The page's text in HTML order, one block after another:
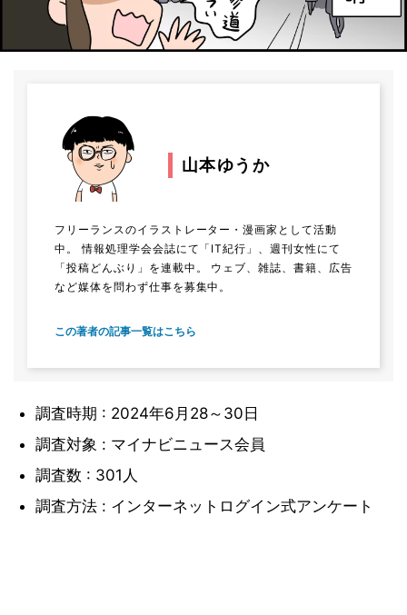
山本ゆうか
フリーランスのイラストレーター・漫画家として活動
中。 情報処理学会会誌にて「IT紀行」、週刊女性にて
「投稿どんぶり」を連載中。 ウェブ、雑誌、書籍、広告
など媒体を問わず仕事を募集中。
この著者の記事一覧はこちら
調査時期 : 2024年6月28～30日
調査対象 : マイナビニュース会員
調査数 : 301人
調査方法 : インターネットログイン式アンケート